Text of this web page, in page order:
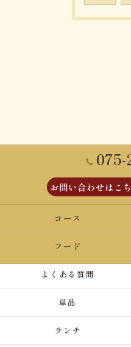
お問い合わせはこ
コース
フード
よくある質問
単品
ランチ